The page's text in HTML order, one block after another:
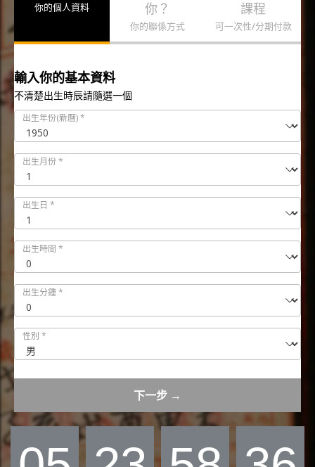
你的個人資料
你？
你的聯係方式
課程
可一次性/分期付款
輸入你的基本資料
不清楚出生時辰請隨選一個
出生年份(新曆)*
出生月份*
出生日 *
出生時間 *
出生分鍾*
性別 *
下一步 →